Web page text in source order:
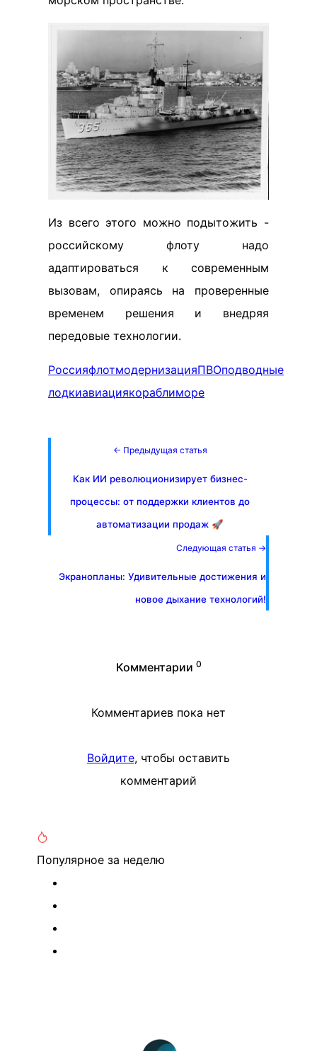
Из всего этого можно подытожить -
российскому флоту надо
адаптироваться к современным
вызовам, опираясь на проверенные
временем решения и внедряя
передовые технологии.
РоссияфлотмодернизацияПВОподводные
лодкиавиациякораблиморе
← Предыдущая статья
Как ИИ революционизирует бизнес-
процессы: от поддержки клиентов до
автоматизации продаж 🚀
Следующая статья →
Экранопланы: Удивительные достижения и
новое дыхание технологий!
Комментарии 0
Комментариев пока нет
Войдите, чтобы оставить
комментарий
Популярное за неделю